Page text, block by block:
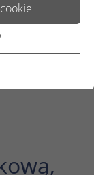
w